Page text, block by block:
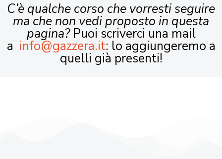
C’è qualche corso che vorresti seguire
ma che non vedi proposto in questa
pagina?Puoi scriverci una mail
a info@gazzera.it: lo aggiungeremo a
quelli già presenti!